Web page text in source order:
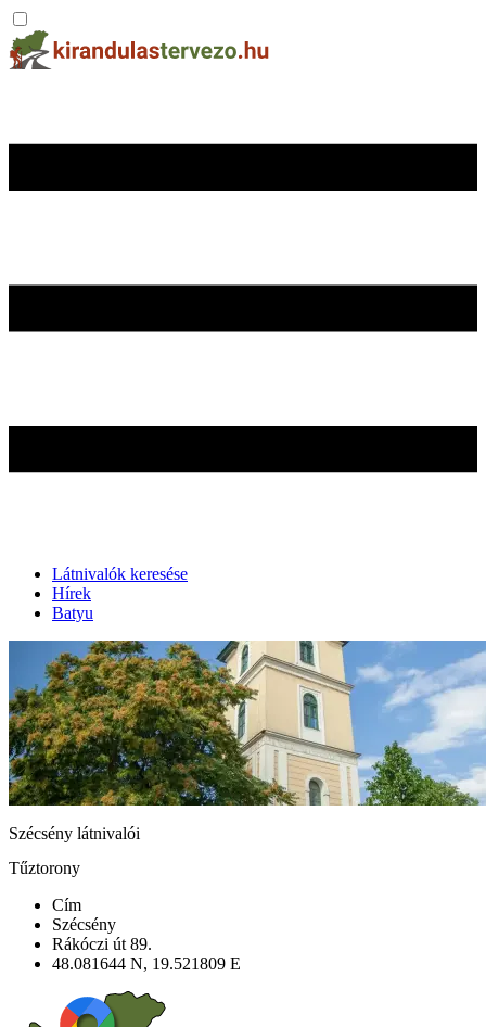
Látnivalók keresése
Hírek
Batyu
Szécsény látnivalói
Tűztorony
Cím
Szécsény
Rákóczi út 89.
48.081644 N, 19.521809 E